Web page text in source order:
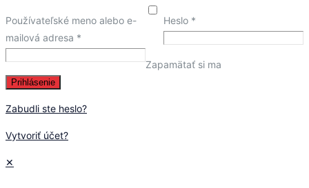
Používateľské meno alebo e-
mailová adresa *
Heslo *
Zapamätať si ma
Prihlásenie
Zabudli ste heslo?
Vytvoriť účet?
✕